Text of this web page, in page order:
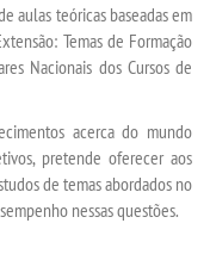
aulas teóricas baseadas em
Temas de Formação
Nacionais dos Cursos de
acerca do mundo
pretende oferecer aos
de temas abordados no
nessas questões.